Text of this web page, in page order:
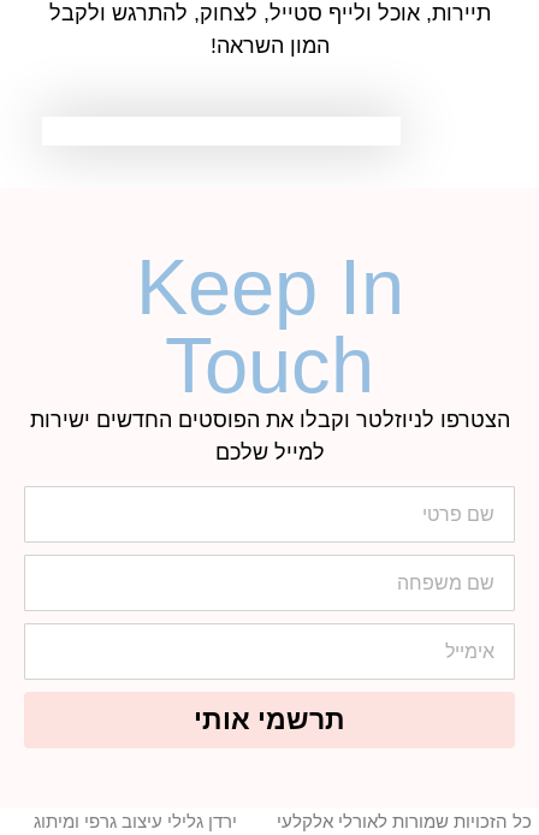
תיירות, אוכל ולייף סטייל, לצחוק, להתרגש ולקבל
המון השראה!
Keep In
Touch
הצטרפו לניוזלטר וקבלו את הפוסטים החדשים ישירות
למייל שלכם
תרשמי אותי
כל הזכויות שמורות לאורלי אלקלעי ירדן גלילי עיצוב גרפי ומיתוג